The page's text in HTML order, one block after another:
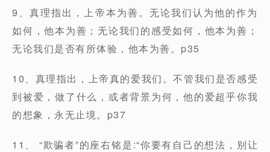
9、真理指出，上帝本为善。无论我们认为他的作为
如何，他本为善；无论我们的感受如何，他本为善；
无论我们是否有所体验，他本为善。p35
10、真理指出，上帝真的爱我们。不管我们是否感受
到被爱，做了什么，或者背景为何，他的爱超乎你我
的想象，永无止境。p37
11、 “欺骗者”的座右铭是:“你要有自己的想法，别让